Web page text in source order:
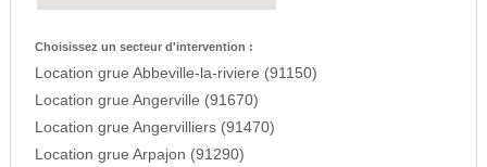
Choisissez un secteur d'intervention :
Location grue Abbeville-la-riviere (91150)
Location grue Angerville (91670)
Location grue Angervilliers (91470)
Location grue Arpajon (91290)